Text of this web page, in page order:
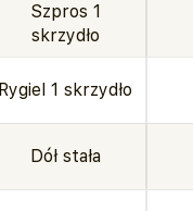
Szpros 1
skrzydło
Rygiel 1 skrzydło
Dół stała